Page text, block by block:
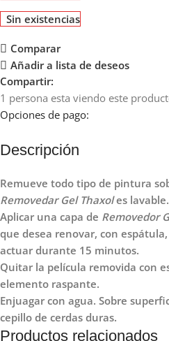
Sin existencias
Comparar
Añadir a lista de deseos
Compartir:
1 persona esta viendo este
Opciones de pago:
Descripción
Remueve todo tipo de pintura
Removedar Gel Thaxoles
Aplicar una capa de Removedor
que desea renovar, con
actuar durante 15 minutos.
Quitar la película removida con
elemento raspante.
Enjuagar con agua. Sobre
cepillo de cerdas duras.
Productos relacionados